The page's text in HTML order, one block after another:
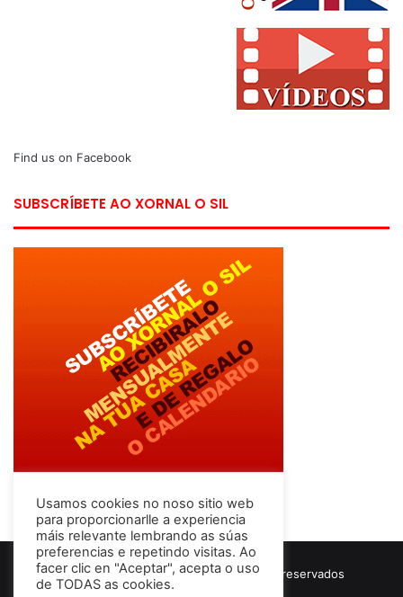
Find us on Facebook
SUBSCRÍBETE AO XORNAL O SIL
© Copyright 2026, Todos los derechos reservados
Usamos cookies no noso sitio web
para proporcionarlle a experiencia
máis relevante lembrando as súas
preferencias e repetindo visitas. Ao
facer clic en "Aceptar", acepta o uso
de TODAS as cookies.